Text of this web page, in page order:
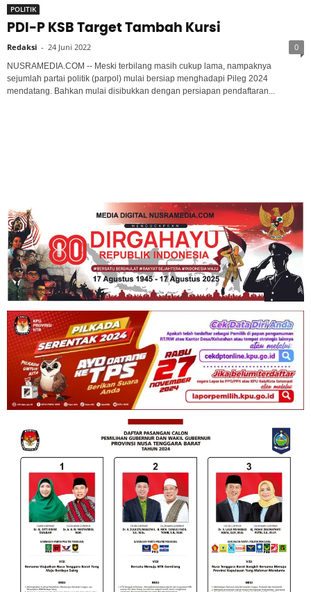
POLITIK
PDI-P KSB Target Tambah Kursi
Redaksi - 24 Juni 2022 0
NUSRAMEDIA.COM -- Meski terbilang masih cukup lama, nampaknya
sejumlah partai politik (parpol) mulai bersiap menghadapi Pileg 2024
mendatang. Bahkan mulai disibukkan dengan persiapan pendaftaran...